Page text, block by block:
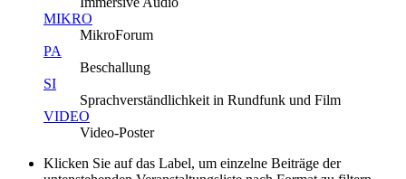
MIKRO
MikroForum
PA
Beschallung
SI
Sprachverständlichkeit in Rundfunk und Film
VIDEO
Video-Poster
Klicken Sie auf das Label, um einzelne Beiträge der